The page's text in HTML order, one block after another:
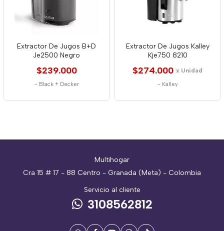
Extractor De Jugos B+D
Je2500 Negro
$239.000
- Black + Decker
Extractor De Jugos Kalley
Kje750 8210
$274.000 x Unidad
- Kalley
Multihogar
Cra 15 # 17 - 88 Centro - Granada (Meta) - Colombia
Servicio al cliente
3108562812